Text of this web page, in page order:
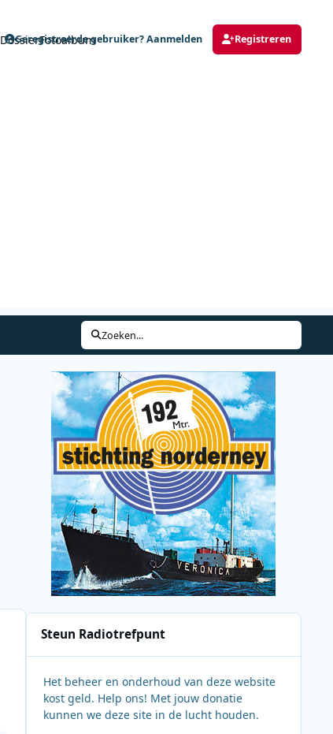
DossierFotoalbum
Geregistreerde gebruiker? Aanmelden Registreren
Zoeken...
Steun Radiotrefpunt
Het beheer en onderhoud van deze website
kost geld. Help ons! Met jouw donatie
kunnen we deze site in de lucht houden.